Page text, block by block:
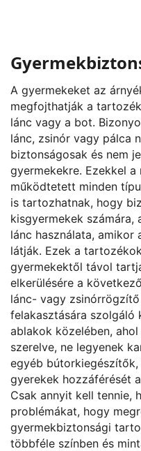
A gyermekeket az
megfojthatják a
lánc vagy a bot.
lánc, zsinór vagy pálca
biztonságosak és nem
gyermekekre. Ezekkel a
működtetett minden
is tartozhatnak, hogy
kisgyermekek számára,
lánc használata, amikor
látják. Ezek a
gyermekektől távol
elkerülésére a
lánc- vagy
felakasztására szolgáló
ablakok közelében,
szerelve, ne legyenek
egyéb
gyerekek hozzáférését
Csak annyit kell tennie,
problémákat, hogy
gyermekbiztonsági
többféle színben és